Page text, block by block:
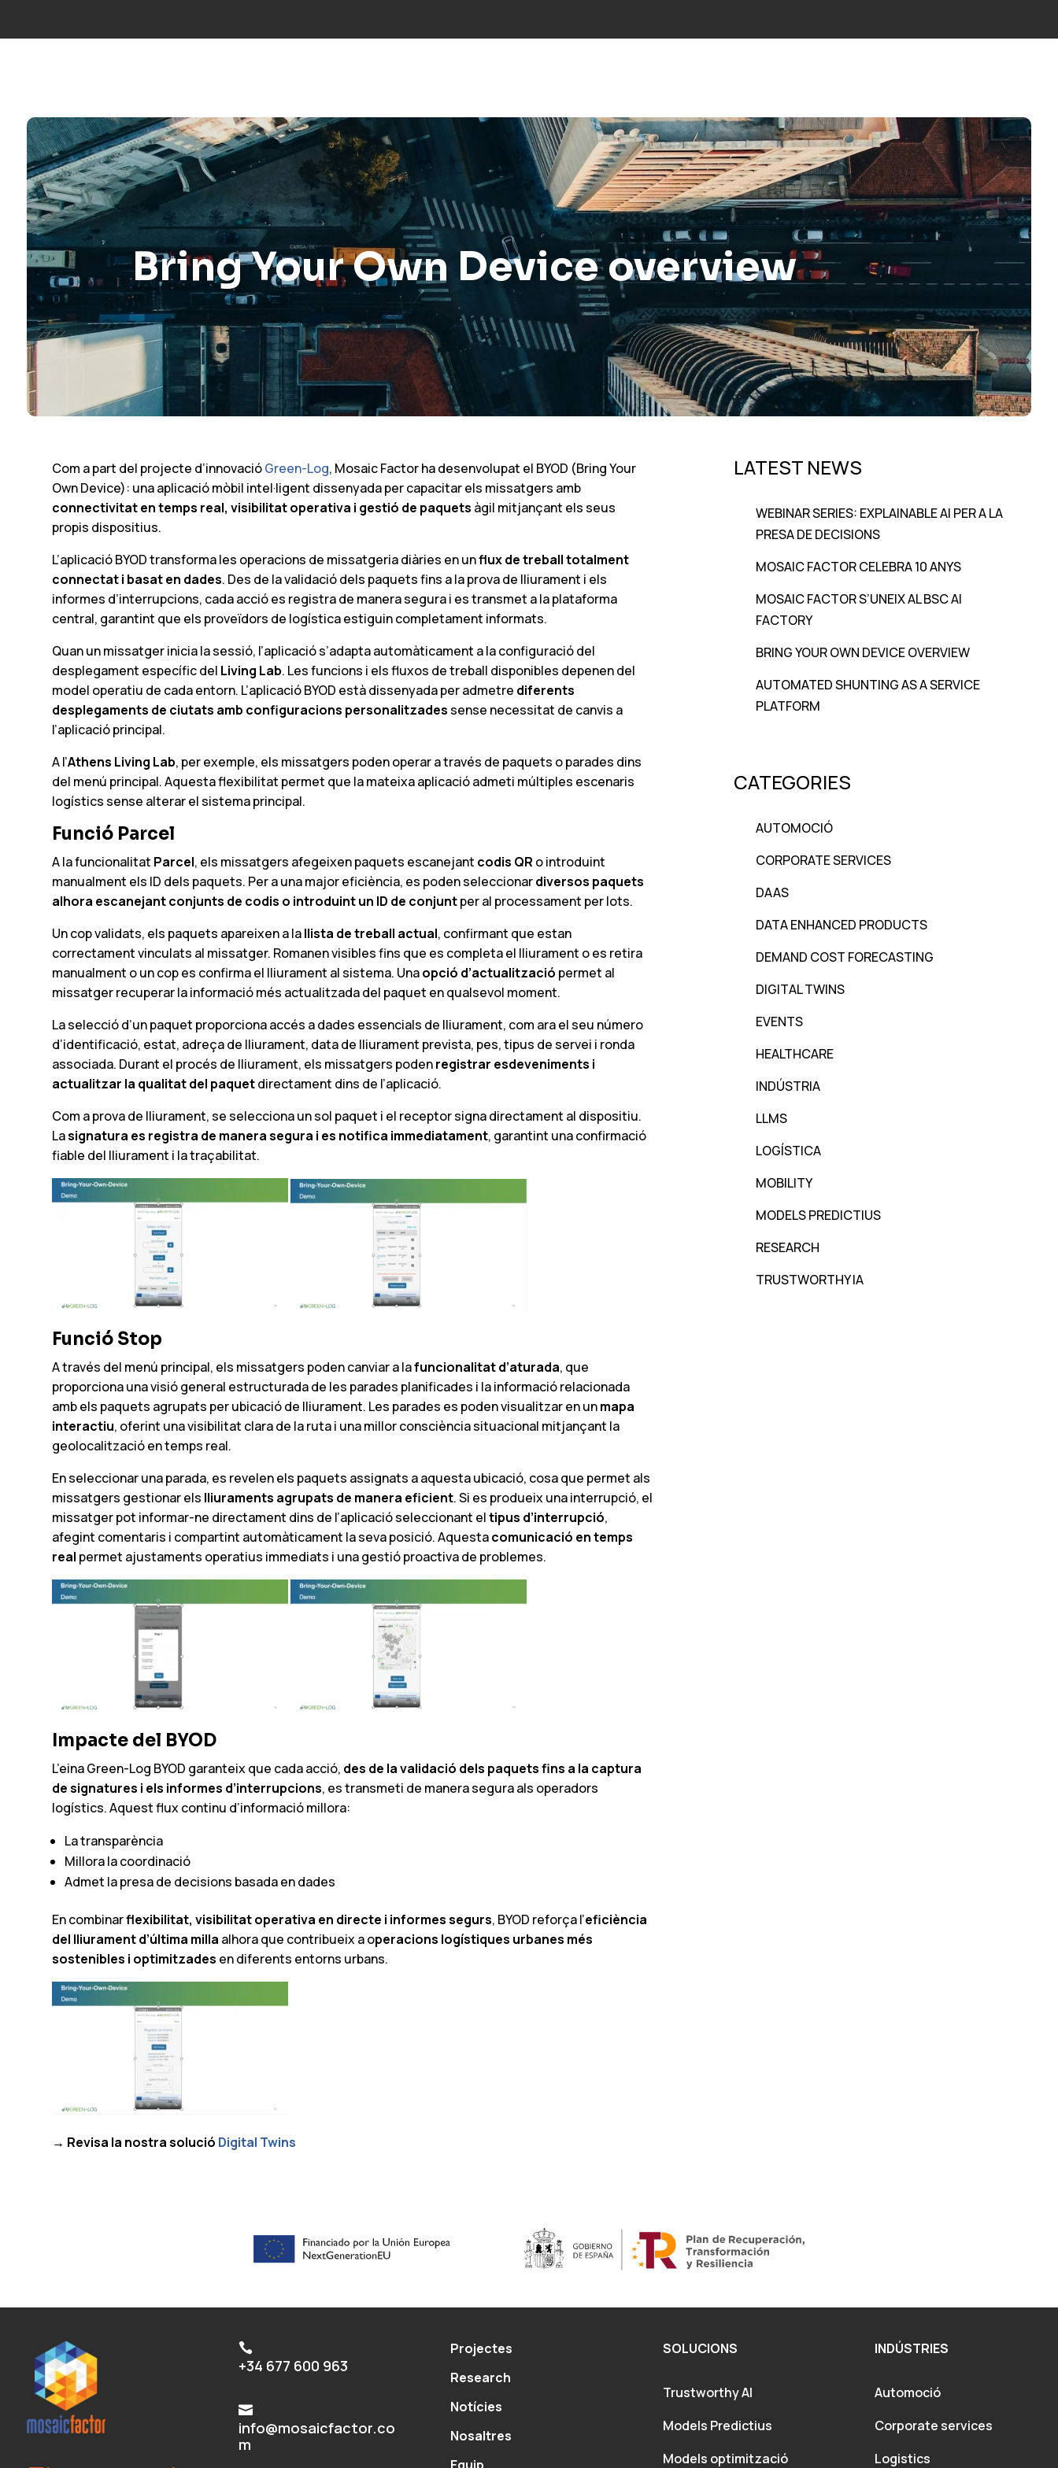
Bring Your Own Device overview
Com a part del projecte d’innovacióGreen-Log, Mosaic Factor ha desenvolupat el BYOD (Bring Your
Own Device): una aplicació mòbil intel·ligent dissenyada per capacitar els missatgers amb
connectivitat en temps real, visibilitat operativa i gestió de paquets àgil mitjançant els seus
propis dispositius.
L’aplicació BYOD transforma les operacions de missatgeria diàries en unflux de treball totalment
connectat i basat en dades. Des de la validació dels paquets fins a la prova de lliurament i els
informes d’interrupcions, cada acció es registra de manera segura i es transmet a la plataforma
central, garantint que els proveïdors de logística estiguin completament informats.
Quan un missatger inicia la sessió, l’aplicació s’adapta automàticament a la configuració del
desplegament específic del Living Lab. Les funcions i els fluxos de treball disponibles depenen del
model operatiu de cada entorn. L’aplicació BYOD està dissenyada per admetre diferents
desplegaments de ciutats amb configuracions personalitzadessense necessitat de canvis a
l’aplicació principal.
A l’Athens Living Lab, per exemple, els missatgers poden operar a través de paquets o parades dins
del menú principal. Aquesta flexibilitat permet que la mateixa aplicació admeti múltiples escenaris
logístics sense alterar el sistema principal.
Funció Parcel
A la funcionalitat Parcel, els missatgers afegeixen paquets escanejant codis QR o introduint
manualment els ID dels paquets. Per a una major eficiència, es poden seleccionardiversos paquets
alhora escanejant conjunts de codis o introduint un ID de conjuntper al processament per lots.
Un cop validats, els paquets apareixen a lallista de treball actual, confirmant que estan
correctament vinculats al missatger. Romanen visibles fins que es completa el lliurament o es retira
manualment o un cop es confirma el lliurament al sistema. Unaopció d’actualització permet al
missatger recuperar la informació més actualitzada del paquet en qualsevol moment.
La selecció d’un paquet proporciona accés a dades essencials de lliurament, com ara el seu número
d’identificació, estat, adreça de lliurament, data de lliurament prevista, pes, tipus de servei i ronda
associada. Durant el procés de lliurament, els missatgers podenregistrar esdeveniments i
actualitzar la qualitat del paquetdirectament dins de l’aplicació.
Com a prova de lliurament, se selecciona un sol paquet i el receptor signa directament al dispositiu.
Lasignatura es registra de manera segura i es notifica immediatament, garantint una confirmació
fiable del lliurament i la traçabilitat.
Funció Stop
A través del menú principal, els missatgers poden canviar a lafuncionalitat d’aturada, que
proporciona una visió general estructurada de les parades planificades i la informació relacionada
amb els paquets agrupats per ubicació de lliurament. Les parades es poden visualitzar en unmapa
interactiu, oferint una visibilitat clara de la ruta i una millor consciència situacional mitjançant la
geolocalització en temps real.
En seleccionar una parada, es revelen els paquets assignats a aquesta ubicació, cosa que permet als
missatgers gestionar els lliuraments agrupats de manera eficient. Si es produeix una interrupció, el
missatger pot informar-ne directament dins de l’aplicació seleccionant eltipus d’interrupció,
afegint comentaris i compartint automàticament la seva posició. Aquestacomunicació en temps
real permet ajustaments operatius immediats i una gestió proactiva de problemes.
Impacte del BYOD
L’eina Green-Log BYOD garanteix que cada acció, des de la validació dels paquets fins a la captura
de signatures i els informes d’interrupcions, es transmeti de manera segura als operadors
logístics. Aquest flux continu d’informació millora:
La transparència
Millora la coordinació
Admet la presa de decisions basada en dades
En combinarflexibilitat, visibilitat operativa en directe i informes segurs, BYOD reforça l’eficiència
del lliurament d’última milla alhora que contribueix a operacions logístiques urbanes més
sostenibles i optimitzades en diferents entorns urbans.
→ Revisa la nostra solució Digital Twins
LATEST NEWS
WEBINAR SERIES: EXPLAINABLE AI PER A LA
PRESA DE DECISIONS
MOSAIC FACTOR CELEBRA 10 ANYS
MOSAIC FACTOR S’UNEIX AL BSC AI
FACTORY
BRING YOUR OWN DEVICE OVERVIEW
AUTOMATED SHUNTING AS A SERVICE
PLATFORM
CATEGORIES
AUTOMOCIÓ
CORPORATE SERVICES
DAAS
DATA ENHANCED PRODUCTS
DEMAND COST FORECASTING
DIGITAL TWINS
EVENTS
HEALTHCARE
INDÚSTRIA
LLMS
LOGÍSTICA
MOBILITY
MODELS PREDICTIUS
RESEARCH
TRUSTWORTHY IA

+34 677 600 963

info@mosaicfactor.co
m
Projectes
Research
Notícies
Nosaltres
SOLUCIONS
Trustworthy AI
Models Predictius
Models optimització
INDÚSTRIES
Automoció
Corporate services
Logistics